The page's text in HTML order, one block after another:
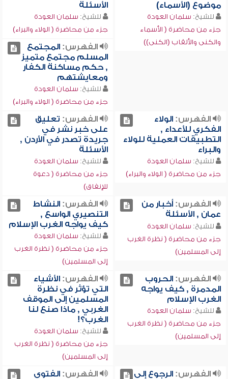
موضوع (الأسماء)
للشيخ: سلمان العودة
جزء من محاضرة ( الأسماء
والكنى والألقاب (الكنى))
الأسئلة
للشيخ: سلمان العودة
جزء من محاضرة ( الولاء والبراء)
الفهرس:المجتمع
المسلم مجتمع متميز
, حكم مساكنة الكفار
ومعايشتهم
للشيخ: سلمان العودة
جزء من محاضرة ( الولاء والبراء)
الفهرس:الولاء
الفكري للأعداء ,
التطبيقات العملية للولاء
والبراء
للشيخ: سلمان العودة
جزء من محاضرة ( الولاء والبراء)
الفهرس: تعليق
على خبر نشر في
جريدة تصدر في الأردن ,
الأسئلة
للشيخ: سلمان العودة
جزء من محاضرة ( دعوة
للإنفاق)
الفهرس:أخبار من
عمان , الأسئلة
للشيخ: سلمان العودة
جزء من محاضرة ( نظرة الغرب
إلى المسلمين)
الفهرس:النشاط
التنصيري الواسع ,
كيف يواجه الغرب الإسلام
للشيخ: سلمان العودة
جزء من محاضرة ( نظرة الغرب
إلى المسلمين)
الفهرس:الحروب
المدمرة , كيف يواجه
الغرب الإسلام
للشيخ: سلمان العودة
جزء من محاضرة ( نظرة الغرب
إلى المسلمين)
الفهرس:الأشياء
التي تؤثر في نظرة
المسلمين إلى الموقف
الغربي , ماذا صنع لنا
الغرب؟!
للشيخ: سلمان العودة
جزء من محاضرة ( نظرة الغرب
إلى المسلمين)
الفهرس:الرجوع إلى الفهرس:الفتوى